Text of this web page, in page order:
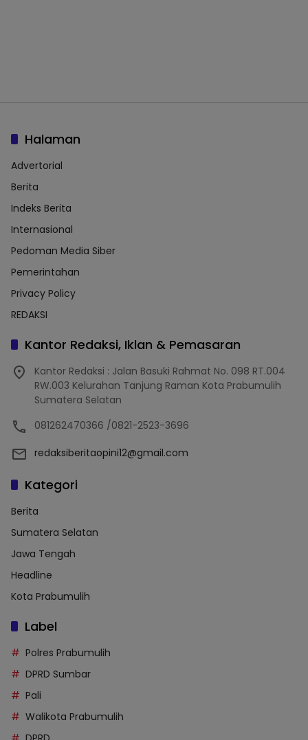
Halaman
Advertorial
Berita
Indeks Berita
Internasional
Pedoman Media Siber
Pemerintahan
Privacy Policy
REDAKSI
Kantor Redaksi, Iklan & Pemasaran
Kantor Redaksi : Jalan Basuki Rahmat No. 098 RT.004
RW.003 Kelurahan Tanjung Raman Kota Prabumulih
Sumatera Selatan
081262470366 /0821-2523-3696
redaksiberitaopini12@gmail.com
Kategori
Berita
Sumatera Selatan
Jawa Tengah
Headline
Kota Prabumulih
Label
Polres Prabumulih
DPRD Sumbar
Pali
Walikota Prabumulih